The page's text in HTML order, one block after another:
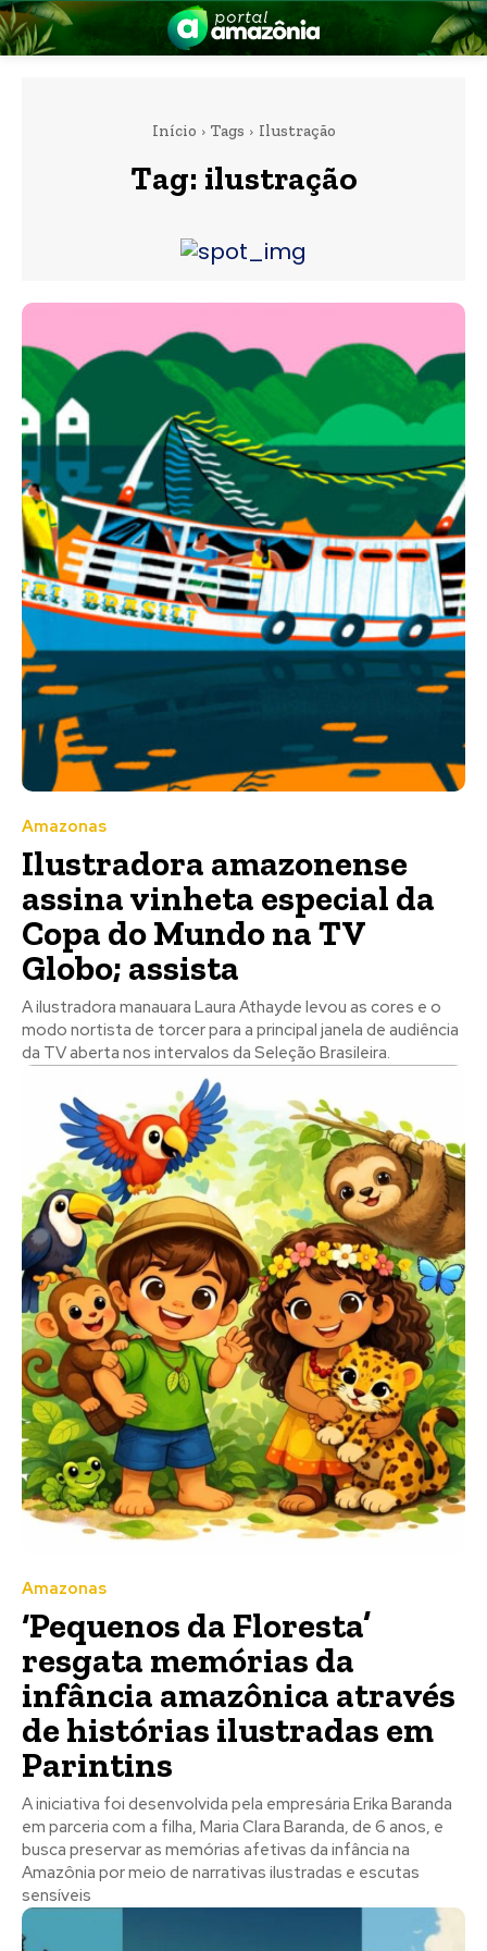
Início Tags Ilustração
Tag: ilustração
Amazonas
Ilustradora amazonense
assina vinheta especial da
Copa do Mundo na TV
Globo; assista
A ilustradora manauara Laura Athayde levou as cores e o
modo nortista de torcer para a principal janela de audiência
da TV aberta nos intervalos da Seleção Brasileira.
Amazonas
‘Pequenos da Floresta’
resgata memórias da
infância amazônica através
de histórias ilustradas em
Parintins
A iniciativa foi desenvolvida pela empresária Erika Baranda
em parceria com a filha, Maria Clara Baranda, de 6 anos, e
busca preservar as memórias afetivas da infância na
Amazônia por meio de narrativas ilustradas e escutas
sensíveis